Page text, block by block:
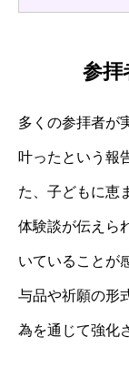
参拝
多くの参拝者が
叶ったという報
た、子どもに恵
体験談が伝えら
いていることが
与品や祈願の形
為を通じて強化